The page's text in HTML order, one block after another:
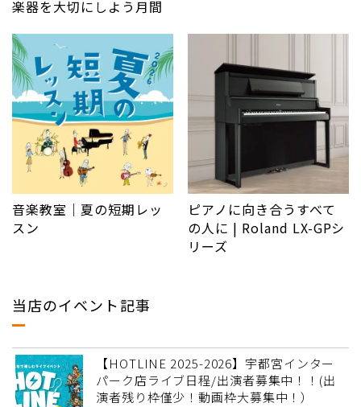
楽器を大切にしよう月間
音楽教室｜夏の短期レッ
スン
ピアノに向き合うすべて
の人に | Roland LX-GPシ
リーズ
当店のイベント記事
【HOTLINE 2025-2026】宇都宮インター
パーク店ライブ日程/出演者募集中！！(出
演者残り枠僅少！動画枠大募集中！）